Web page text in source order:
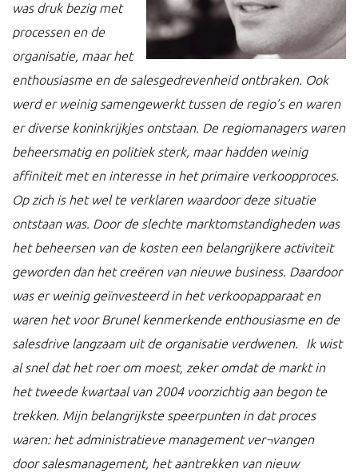
was druk bezig met
processen en de
organisatie, maar het
enthousiasme en de salesgedrevenheid ontbraken. Ook
werd er weinig samengewerkt tussen de regio’s en waren
er diverse koninkrijkjes ontstaan. De regiomanagers waren
beheersmatig en politiek sterk, maar hadden weinig
affiniteit met en interesse in het primaire verkoopproces.
Op zich is het wel te verklaren waardoor deze situatie
ontstaan was. Door de slechte marktomstandigheden was
het beheersen van de kosten een belangrijkere activiteit
geworden dan het creëren van nieuwe business. Daardoor
was er weinig geïnvesteerd in het verkoopapparaat en
waren het voor Brunel kenmerkende enthousiasme en de
salesdrive langzaam uit de organisatie verdwenen. Ik wist
al snel dat het roer om moest, zeker omdat de markt in
het tweede kwartaal van 2004 voorzichtig aan begon te
trekken. Mijn belangrijkste speerpunten in dat proces
waren: het administratieve management ver¬vangen
door salesmanagement, het aantrekken van nieuw